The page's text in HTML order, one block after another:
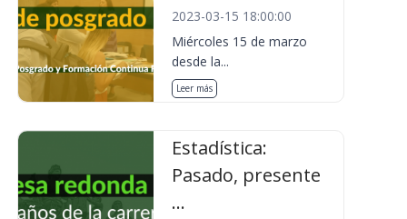
2023-03-15 18:00:00
Miércoles 15 de marzo
desde la...
Leer más
Estadística:
Pasado, presente
...